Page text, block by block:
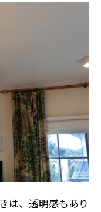
は、透明感もあり